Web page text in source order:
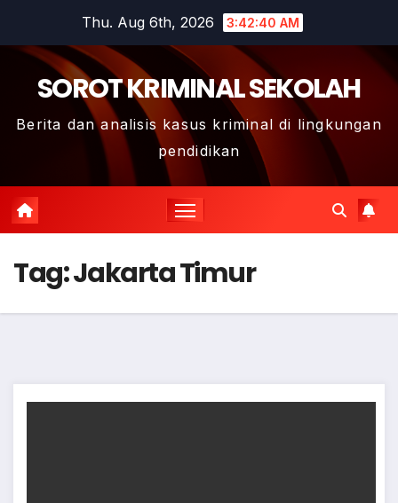
content
Thu. Aug 6th, 2026 3:42:40 AM
SOROT KRIMINAL SEKOLAH
Berita dan analisis kasus kriminal di lingkungan
pendidikan
Tag:Jakarta Timur